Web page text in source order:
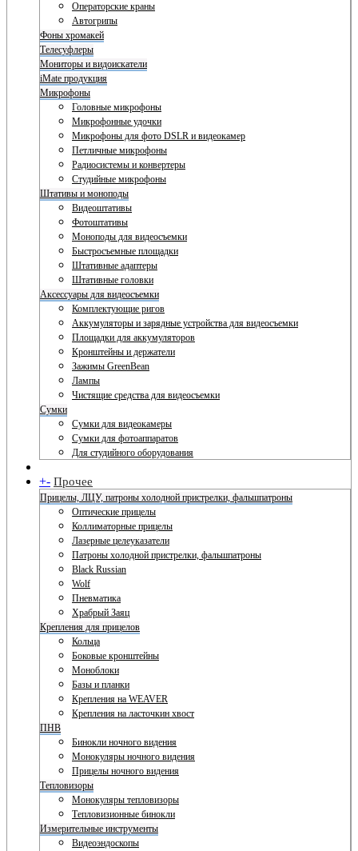
Операторские краны
Автогрипы
Фоны хромакей
Телесуфлеры
Мониторы и видоискатели
iMate продукция
Микрофоны
Головные микрофоны
Микрофонные удочки
Микрофоны для фото DSLR и видеокамер
Петличные микрофоны
Радиосистемы и конвертеры
Студийные микрофоны
Штативы и моноподы
Видеоштативы
Фотоштативы
Моноподы для видеосъемки
Быстросъемные площадки
Штативные адаптеры
Штативные головки
Аксессуары для видеосъемки
Комплектующие ригов
Аккумуляторы и зарядные устройства для видеосъемки
Площадки для аккумуляторов
Кронштейны и держатели
Зажимы GreenBean
Лампы
Чистящие средства для видеосъемки
Сумки
Сумки для видеокамеры
Сумки для фотоаппаратов
Для студийного оборудования
+- Прочее
Прицелы, ЛЦУ, патроны холодной пристрелки, фальшпатроны
Оптические прицелы
Коллиматорные прицелы
Лазерные целеуказатели
Патроны холодной пристрелки, фальшпатроны
Black Russian
Wolf
Пневматика
Храбрый Заяц
Крепления для прицелов
Кольца
Боковые кронштейны
Моноблоки
Базы и планки
Крепления на WEAVER
Крепления на ласточкин хвост
ПНВ
Бинокли ночного видения
Монокуляры ночного видения
Прицелы ночного видения
Тепловизоры
Монокуляры тепловизоры
Тепловизионные бинокли
Измерительные инструменты
Видеоэндоскопы